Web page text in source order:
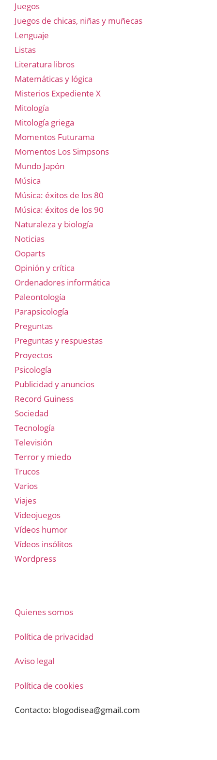
Juegos
Juegos de chicas, niñas y muñecas
Lenguaje
Listas
Literatura libros
Matemáticas y lógica
Misterios Expediente X
Mitología
Mitología griega
Momentos Futurama
Momentos Los Simpsons
Mundo Japón
Música
Música: éxitos de los 80
Música: éxitos de los 90
Naturaleza y biología
Noticias
Ooparts
Opinión y crítica
Ordenadores informática
Paleontología
Parapsicología
Preguntas
Preguntas y respuestas
Proyectos
Psicología
Publicidad y anuncios
Record Guiness
Sociedad
Tecnología
Televisión
Terror y miedo
Trucos
Varios
Viajes
Videojuegos
Vídeos humor
Vídeos insólitos
Wordpress
Quienes somos
Política de privacidad
Aviso legal
Política de cookies
Contacto: blogodisea@gmail.com